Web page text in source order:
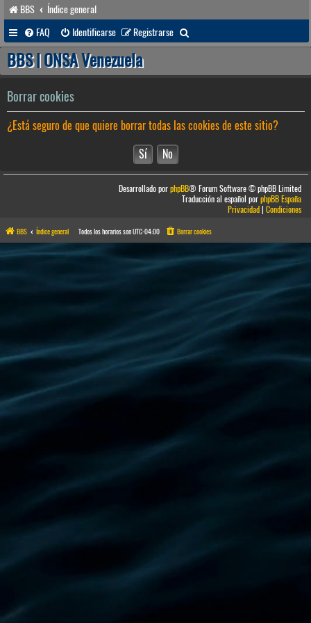
BBS
Índice general
FAQ
Identificarse Registrarse
u
a
r
BBS | ONSA Venezuela
Borrar cookies
¿Está seguro de que quiere borrar todas las cookies de este sitio?
Desarrollado porphpBB® Forum Software © phpBB Limited
Traducción al español porphpBB España
Privacidad|Condiciones
BBS Índice general Todos los horarios sonUTC-04:00 Borrar cookies